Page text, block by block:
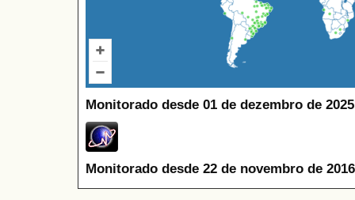
Monitorado desde 01 de dezembro de
Monitorado desde 22 de novembro de